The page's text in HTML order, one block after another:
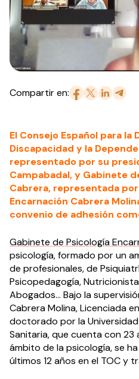
Compartir en:
El Consejo Español para la
Discapacidad y la
representado por su
Campabadal, y Gabinete
Cabrera, representada
Encarnación Cabrera
convenio de adhesión
Gabinete de Psicología
psicología, formado por un
de profesionales, de
Psicopedagogía,
Abogados… Bajo la
Cabrera Molina, Licenciada
doctorado por la
Sanitaria, que cuenta con 23
ámbito de la psicología, se
últimos 12 años en el TOC y